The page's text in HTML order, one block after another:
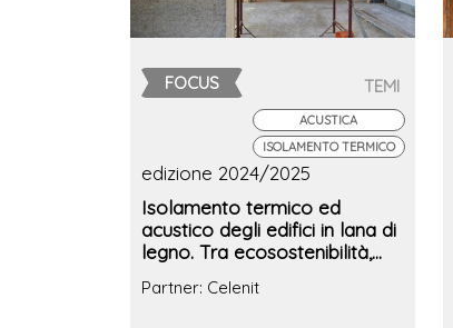
FOCUS TEMI
ACUSTICA
ISOLAMENTO TERMICO
edizione 2024/2025
Isolamento termico ed
acustico degli edifici in lana di
legno. Tra ecosostenibilità,
energetico
Partner: Celenit